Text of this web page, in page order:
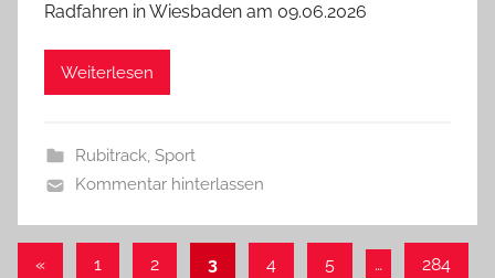
Radfahren in Wiesbaden am 09.06.2026
Weiterlesen
Rubitrack, Sport
Kommentar hinterlassen
Seitennummerierung
«Vorherige
1 2 3 4 5 … 284